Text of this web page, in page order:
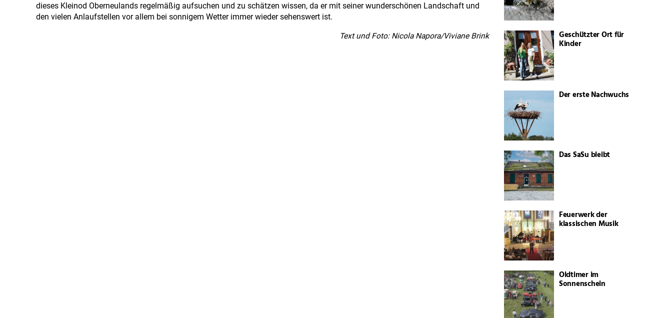
dieses Kleinod Oberneulands regelmäßig aufsuchen und zu schätzen wissen, da er mit seiner wunderschönen Landschaft und
den vielen Anlaufstellen vor allem bei sonnigem Wetter immer wieder sehenswert ist.
Text und Foto: Nicola Napora/Viviane Brink Geschützter Ort für
Kinder
Der erste Nachwuchs
Das SaSu bleibt
Feuerwerk der
klassischen Musik
Oldtimer im
Sonnenschein